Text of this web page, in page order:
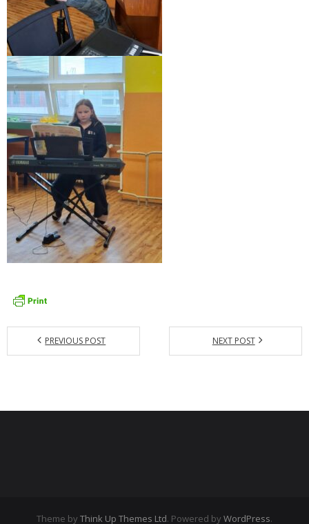
FAQ
PREVIOUS POST NEXT POST
Theme by Think Up Themes Ltd. Powered by WordPress.